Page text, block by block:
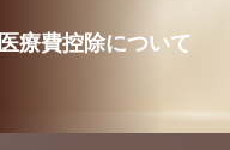
医療費控除について